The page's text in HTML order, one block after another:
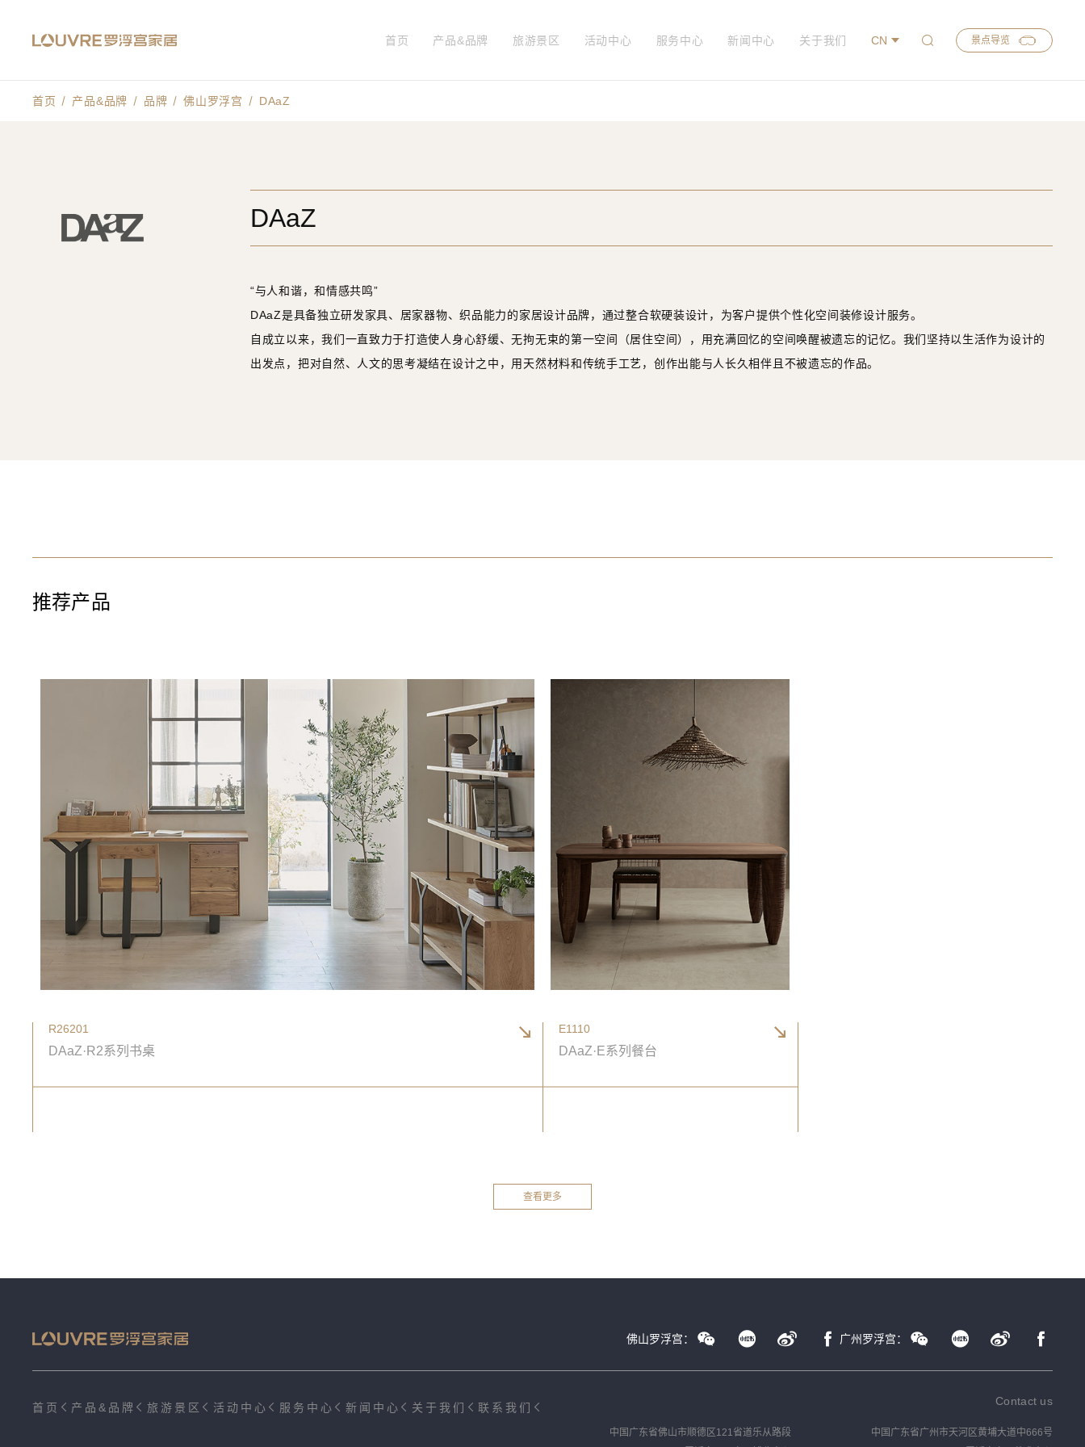
首页 产品&品牌 旅游景区 活动中心 服务中心 新闻中心 关于我们 CN 景点导览
首页 产品&品牌 品牌 佛山罗浮宫 DAaZ
DAaZ
“与人和谐，和情感共鸣”
DAaZ是具备独立研发家具、居家器物、织品能力的家居设计品牌，通过整合软硬装设计，为客户提供个性化空间装修设计服务。
自成立以来，我们一直致力于打造使人身心舒缓、无拘无束的第一空间（居住空间），用充满回忆的空间唤醒被遗忘的记忆。我们坚持以生活作为设计的
出发点，把对自然、人文的思考凝结在设计之中，用天然材料和传统手工艺，创作出能与人长久相伴且不被遗忘的作品。
推荐产品
R26201
DAaZ·R2系列书桌
E1110
DAaZ·E系列餐台
查看更多
佛山罗浮宫： 广州罗浮宫：
首页 产品&品牌 旅游景区 活动中心 服务中心 新闻中心 关于我们 联系我们 Contact us
中国广东省佛山市顺德区121省道乐从路段
中国广东省广州市天河区黄埔大道中666号